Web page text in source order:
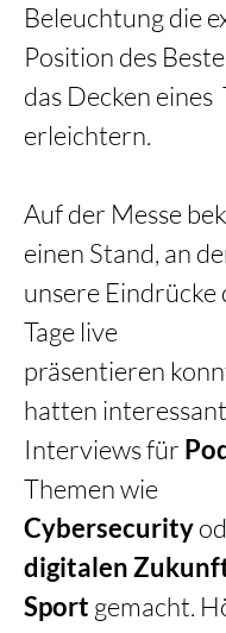
Beleuchtung die
Position des
das Decken eines
erleichtern.
Auf der Messe
einen Stand, an
unsere Eindrücke
Tage live
präsentieren
hatten
Interviews für
Themen wie
Cybersecurity
digitalen
Sport gemacht.